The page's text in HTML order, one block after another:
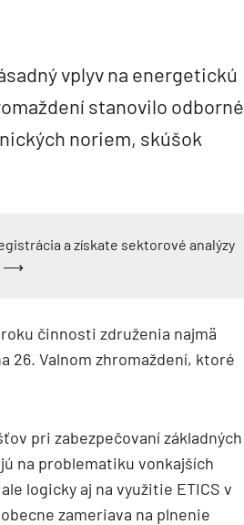
vplyv na energetickú
stanovilo odborné
noriem, skúšok
a získate sektorové analýzy
⟶
činnosti združenia najmä
26. Valnom zhromaždení, ktoré
pri zabezpečovaní základných
na problematiku vonkajších
logicky aj na využitie ETICS v
zameriava na plnenie